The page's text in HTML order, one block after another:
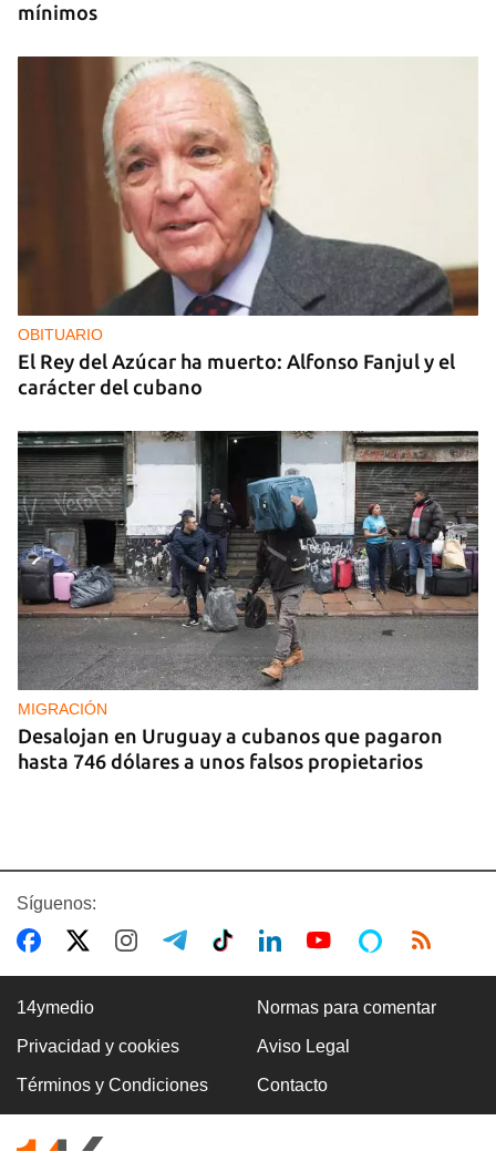
mínimos
OBITUARIO
El Rey del Azúcar ha muerto: Alfonso Fanjul y el
carácter del cubano
MIGRACIÓN
Desalojan en Uruguay a cubanos que pagaron
hasta 746 dólares a unos falsos propietarios
CUBA
Los Supertanqueros están de nuevo en el
horizonte de Matanzas, aunque sin funcionar
Síguenos:
14ymedio Normas para comentar
Privacidad y cookies Aviso Legal
Términos y Condiciones Contacto